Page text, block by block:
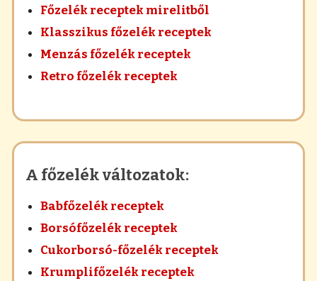
Főzelék receptek mirelitből
Klasszikus főzelék receptek
Menzás főzelék receptek
Retro főzelék receptek
A főzelék változatok:
Babfőzelék receptek
Borsófőzelék receptek
Cukorborsó-főzelék receptek
Krumplifőzelék receptek